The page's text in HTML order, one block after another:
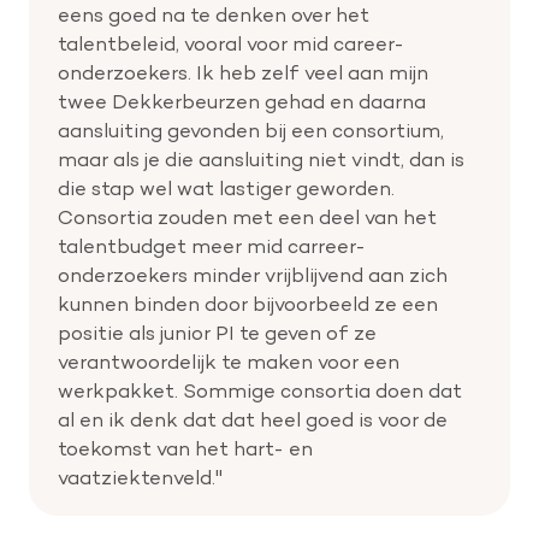
eens goed na te denken over het
talentbeleid, vooral voor mid career-
onderzoekers. Ik heb zelf veel aan mijn
twee Dekkerbeurzen gehad en daarna
aansluiting gevonden bij een consortium,
maar als je die aansluiting niet vindt, dan is
die stap wel wat lastiger geworden.
Consortia zouden met een deel van het
talentbudget meer mid carreer-
onderzoekers minder vrijblijvend aan zich
kunnen binden door bijvoorbeeld ze een
positie als junior PI te geven of ze
verantwoordelijk te maken voor een
werkpakket. Sommige consortia doen dat
al en ik denk dat dat heel goed is voor de
toekomst van het hart- en
vaatziektenveld."